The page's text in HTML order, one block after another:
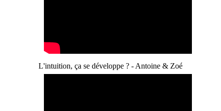
L'intuition, ça se développe ? - Antoine & Zoé